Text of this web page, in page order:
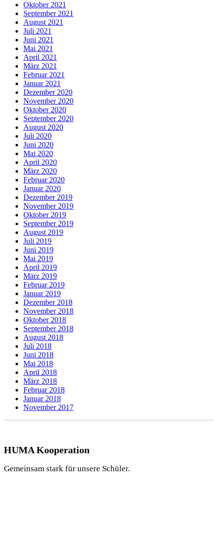
Oktober 2021
September 2021
August 2021
Juli 2021
Juni 2021
Mai 2021
April 2021
März 2021
Februar 2021
Januar 2021
Dezember 2020
November 2020
Oktober 2020
September 2020
August 2020
Juli 2020
Juni 2020
Mai 2020
April 2020
März 2020
Februar 2020
Januar 2020
Dezember 2019
November 2019
Oktober 2019
September 2019
August 2019
Juli 2019
Juni 2019
Mai 2019
April 2019
März 2019
Februar 2019
Januar 2019
Dezember 2018
November 2018
Oktober 2018
September 2018
August 2018
Juli 2018
Juni 2018
Mai 2018
April 2018
März 2018
Februar 2018
Januar 2018
November 2017
HUMA Kooperation
Gemeinsam stark für unsere Schüler.